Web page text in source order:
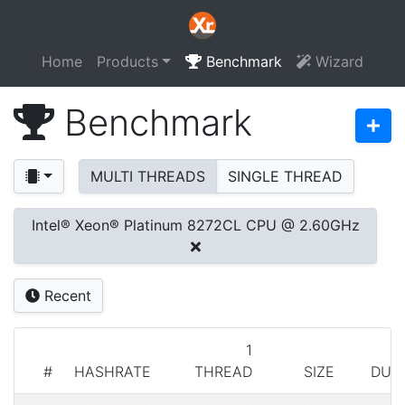
Home Products Benchmark Wizard
Benchmark
MULTI THREADS SINGLE THREAD
Intel® Xeon® Platinum 8272CL CPU @ 2.60GHz
Recent
# HASHRATE
1
THREAD
SIZE